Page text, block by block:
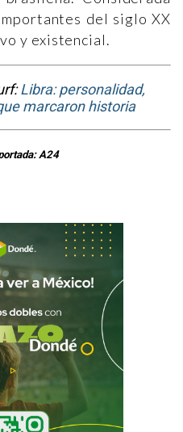
del siglo XX
y existencial.
Libra: personalidad,
marcaron historia
A24